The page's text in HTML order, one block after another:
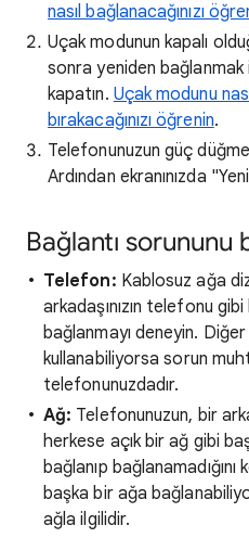
nasıl bağlanacağınızı
Uçak modunun kapalı
sonra yeniden bağlanmak
kapatın. Uçak modunu
bırakacağınızı öğrenin.
Telefonunuzun güç
Ardından ekranınızda
Bağlantı sorununu
Telefon: Kablosuz ağa
arkadaşınızın telefonu
bağlanmayı deneyin.
kullanabiliyorsa sorun
telefonunuzdadır.
Ağ: Telefonunuzun, bir
herkese açık bir ağ gibi
bağlanıp
başka bir ağa
ağla ilgilidir.